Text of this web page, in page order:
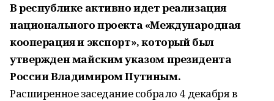
В республике активно идет реализация
национального проекта «Международная
кооперация и экспорт», который был
утвержден майским указом президента
России Владимиром Путиным.
Расширенное заседание собрало 4 декабря в